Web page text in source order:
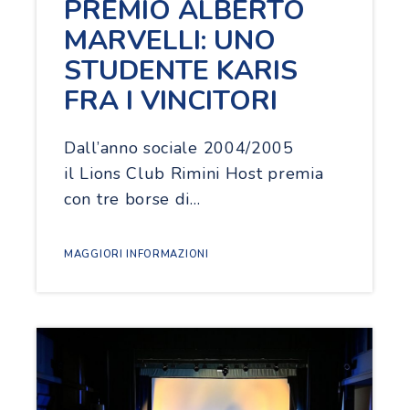
PREMIO ALBERTO
MARVELLI: UNO
STUDENTE KARIS
FRA I VINCITORI
Dall’anno sociale 2004/2005
il Lions Club Rimini Host premia
con tre borse di…
MAGGIORI INFORMAZIONI